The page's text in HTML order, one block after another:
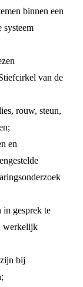
binnen een
systeem
van de
rouw, steun,
en
in gesprek te
werkelijk
bij